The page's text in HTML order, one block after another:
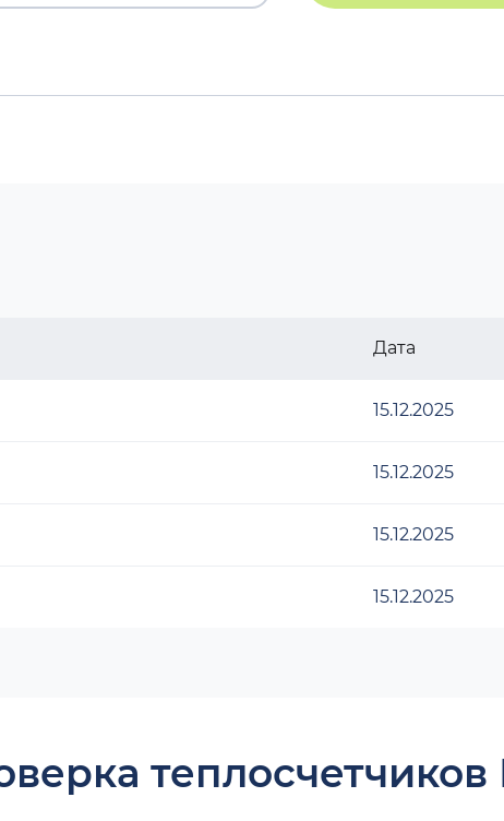
Дата
15.12.2025
15.12.2025
15.12.2025
15.12.2025